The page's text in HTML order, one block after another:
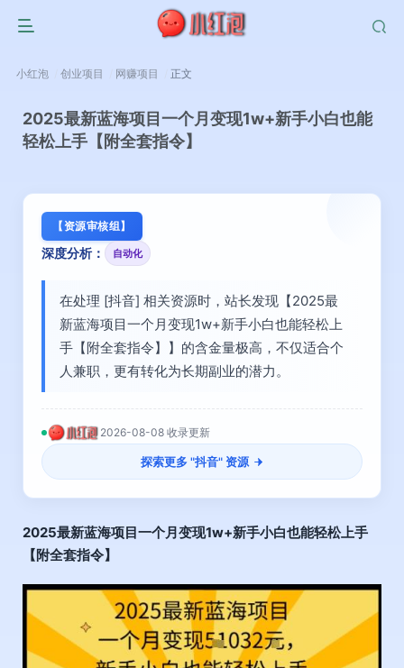
小红泡 创业项目 网赚项目 正文
2025最新蓝海项目一个月变现1w+新手小白也能
轻松上手【附全套指令】
【资源审核组】
深度分析： 自动化
在处理 [抖音] 相关资源时，站长发现【2025最
新蓝海项目一个月变现1w+新手小白也能轻松上
手【附全套指令】】的含金量极高，不仅适合个
人兼职，更有转化为长期副业的潜力。
2026-08-08 收录更新
探索更多 "抖音" 资源
2025最新蓝海项目一个月变现1w+新手小白也能轻松上手
【附全套指令】